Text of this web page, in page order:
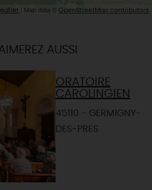
Leaflet | Map data © OpenStreetMap contributors
AUSSI
ORATOIRE
CAROLINGIEN
45110 - GERMIGNY-
DES-PRES